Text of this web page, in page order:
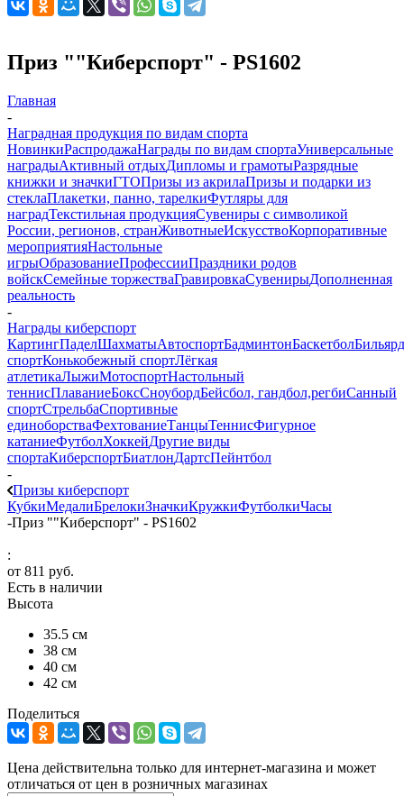
Приз ""Киберспорт" - PS1602
Главная
-
Наградная продукция по видам спорта
НовинкиРаспродажаНаграды по видам спортаУниверсальные
наградыАктивный отдыхДипломы и грамотыРазрядные
книжки и значкиГТОПризы из акрилаПризы и подарки из
стеклаПлакетки, панно, тарелкиФутляры для
наградТекстильная продукцияСувениры с символикой
России, регионов, странЖивотныеИскусствоКорпоративные
мероприятияНастольные
игрыОбразованиеПрофессииПраздники родов
войскСемейные торжестваГравировкаСувенирыДополненная
реальность
-
Награды киберспорт
КартингПаделШахматыАвтоспортБадминтонБаскетболБильярд
спортКонькобежный спортЛёгкая
атлетикаЛыжиМотоспортНастольный
теннисПлаваниеБоксСноубордБейсбол, гандбол,регбиСанный
спортСтрельбаСпортивные
единоборстваФехтованиеТанцыТеннисФигурное
катаниеФутболХоккейДругие виды
спортаКиберспортБиатлонДартсПейнтбол
-
Призы киберспорт
КубкиМедалиБрелокиЗначкиКружкиФутболкиЧасы
-Приз ""Киберспорт" - PS1602
:
от 811 руб.
Есть в наличии
Высота
35.5 см
38 см
40 см
42 см
Поделиться
Цена действительна только для интернет-магазина и может
отличаться от цен в розничных магазинах